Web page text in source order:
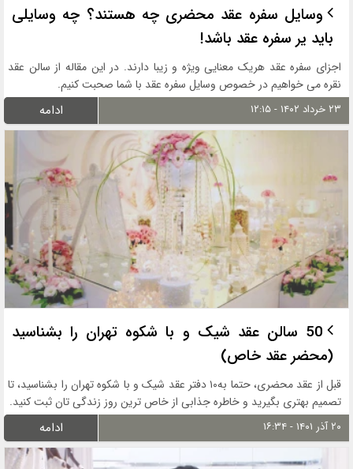
وسایل سفره عقد محضری چه هستند؟ چه وسایلی
باید یر سفره عقد باشد!
اجزای سفره عقد هریک معنایی ویژه و زیبا دارند. در این مقاله از سالن عقد
نقره می خواهیم در خصوص وسایل سفره عقد با شما صحبت کنیم.
۲۳ خرداد ۱۴۰۲ - ۱۲:۱۵ ادامه
50 سالن عقد شیک و با شکوه تهران را بشناسید
(محضر عقد خاص)
قبل از عقد محضری، حتما به۱۰ دفتر عقد شیک و با شکوه تهران را بشناسید، تا
تصمیم بهتری بگیرید و خاطره جذابی از خاص ترین روز زندگی تان ثبت کنید.
۲۰ آذر ۱۴۰۱ - ۱۶:۳۴ ادامه